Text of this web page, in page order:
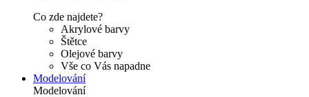
Co zde najdete?
Akrylové barvy
Štětce
Olejové barvy
Vše co Vás napadne
Modelování
Modelování